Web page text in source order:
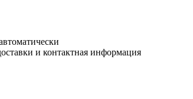
и контактная информация